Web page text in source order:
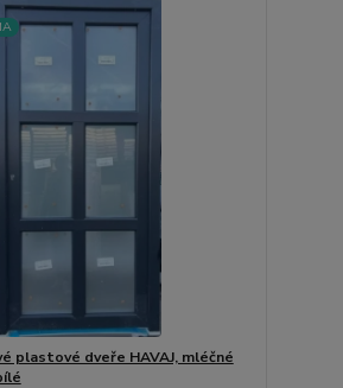
plastové dveře HAVAJ, mléčné